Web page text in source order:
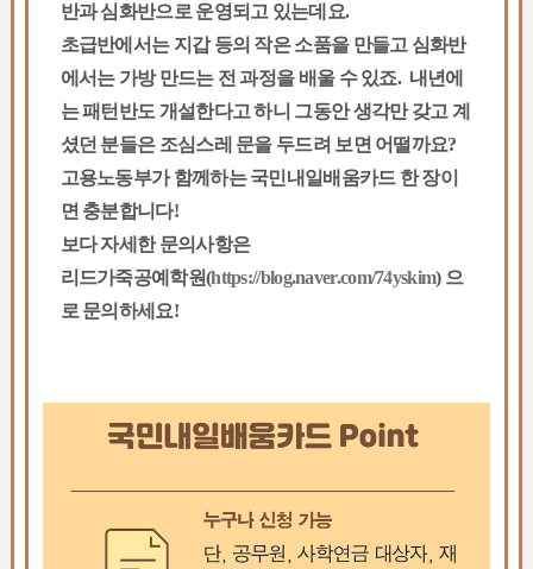
반과 심화반으로 운영되고 있는데요.
초급반에서는 지갑 등의 작은 소품을 만들고 심화반
에서는 가방 만드는 전 과정을 배울 수 있죠. 내년에
는 패턴반도 개설한다고 하니 그동안 생각만 갖고 계
셨던 분들은 조심스레 문을 두드려 보면 어떨까요?
고용노동부가 함께하는 국민내일배움카드 한 장이
면 충분합니다!
보다 자세한 문의사항은
리드가죽공예학원(https://blog.naver.com/74yskim) 으
로 문의하세요!